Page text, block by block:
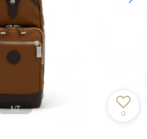
1/7
0